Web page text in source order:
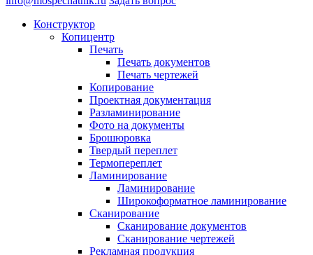
Конструктор
Копицентр
Печать
Печать документов
Печать чертежей
Копирование
Проектная документация
Разламинирование
Фото на документы
Брошюровка
Твердый переплет
Термопереплет
Ламинирование
Ламинирование
Широкоформатное ламинирование
Сканирование
Сканирование документов
Сканирование чертежей
Рекламная продукция